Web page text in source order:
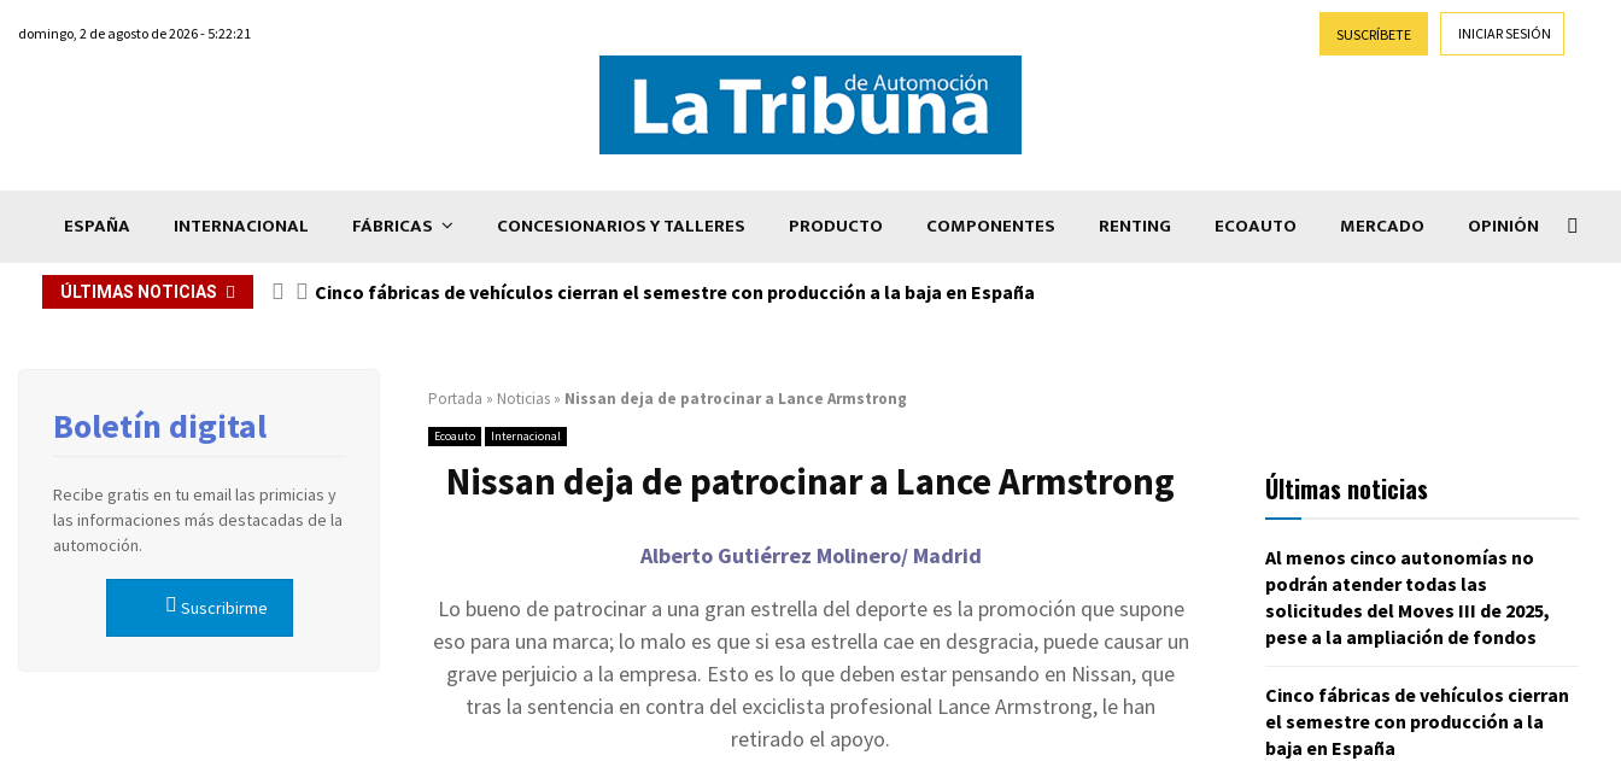
domingo, 2 de agosto de 2026 - 5:22:21 SUSCRÍBETE INICIAR SESIÓN
ESPAÑA INTERNACIONAL FÁBRICAS CONCESIONARIOS Y TALLERES PRODUCTO COMPONENTES RENTING ECOAUTO MERCADO OPINIÓN
ÚLTIMAS NOTICIAS Cinco fábricas de vehículos cierran el semestre con producción a la baja en España
Portada » Noticias » Nissan deja de patrocinar a Lance Armstrong
Ecoauto Internacional
Nissan deja de patrocinar a Lance Armstrong
Alberto Gutiérrez Molinero/ Madrid
Lo bueno de patrocinar a una gran estrella del deporte es la promoción que supone
eso para una marca; lo malo es que si esa estrella cae en desgracia, puede causar un
grave perjuicio a la empresa. Esto es lo que deben estar pensando en Nissan, que
tras la sentencia en contra del exciclista profesional Lance Armstrong, le han
retirado el apoyo.
Boletín digital
Recibe gratis en tu email las primicias y
las informaciones más destacadas de la
automoción.
Suscribirme
Últimas noticias
Al menos cinco autonomías no
podrán atender todas las
solicitudes del Moves III de 2025,
pese a la ampliación de fondos
Cinco fábricas de vehículos cierran
el semestre con producción a la
baja en España